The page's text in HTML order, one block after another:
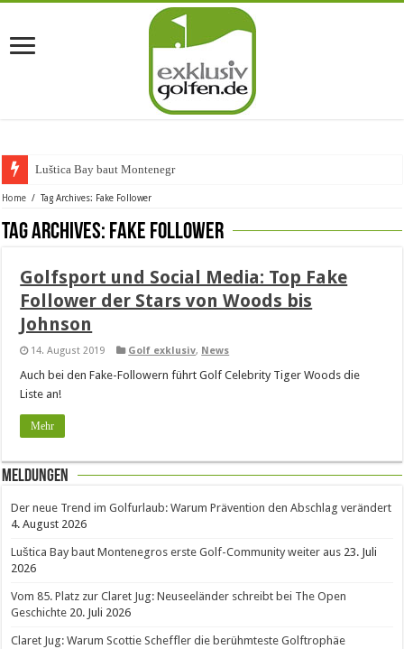
Luštica Bay baut Montenegros e
Home / Tag Archives: Fake Follower
Tag Archives: Fake Follower
Golfsport und Social Media: Top Fake
Follower der Stars von Woods bis
Johnson
14. August 2019 Golf exklusiv, News
Auch bei den Fake-Followern führt Golf Celebrity Tiger Woods die
Liste an!
Mehr
Meldungen
Der neue Trend im Golfurlaub: Warum Prävention den Abschlag verändert
4. August 2026
Luštica Bay baut Montenegros erste Golf-Community weiter aus 23. Juli
2026
Vom 85. Platz zur Claret Jug: Neuseeländer schreibt bei The Open
Geschichte 20. Juli 2026
Claret Jug: Warum Scottie Scheffler die berühmteste Golftrophäe